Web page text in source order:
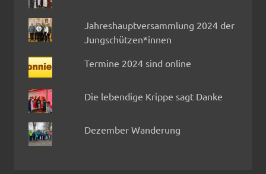
Jahreshauptversammlung 2024 der
Jungschützen*innen
Termine 2024 sind online
Die lebendige Krippe sagt Danke
Dezember Wanderung